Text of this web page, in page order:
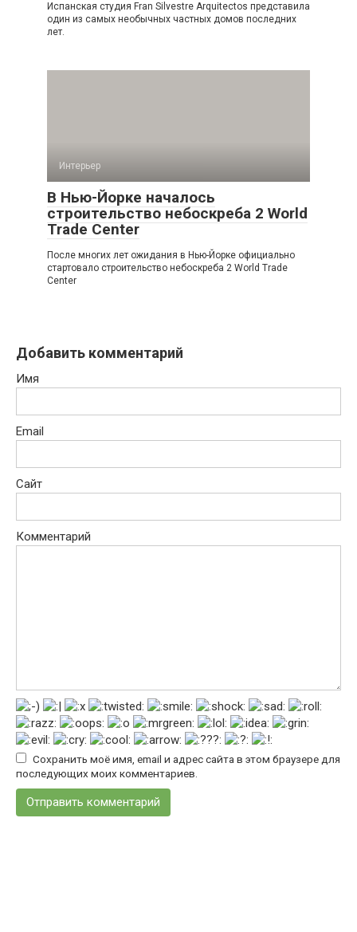
Испанская студия Fran Silvestre Arquitectos представила
один из самых необычных частных домов последних
лет.
Интерьер
В Нью-Йорке началось
строительство небоскреба 2 World
Trade Center
После многих лет ожидания в Нью-Йорке официально
стартовало строительство небоскреба 2 World Trade
Center
Добавить комментарий
Имя
Email
Сайт
Комментарий
Сохранить моё имя, email и адрес сайта в этом браузере для
последующих моих комментариев.